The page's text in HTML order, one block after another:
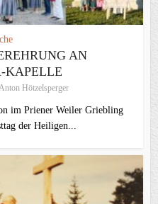
AN
KAPELLE
Hötzelsperger
im Priener Weiler Griebling
der Heiligen...